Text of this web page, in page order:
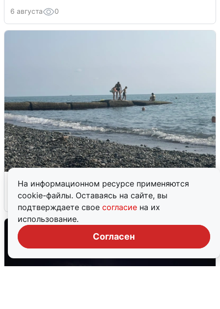
На информационном ресурсе применяются
cookie-файлы. Оставаясь на сайте, вы
подтверждаете свое согласие на их
использование.
Согласен
6 августа 0
Сирены в Сочи: новая угроза БПЛА
6 августа 0